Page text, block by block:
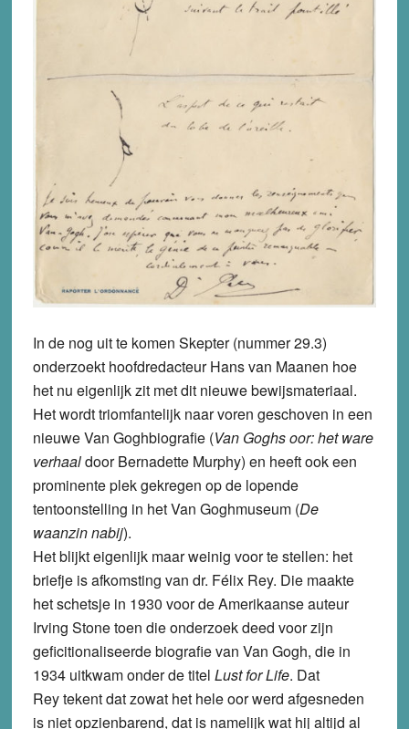
In de nog uit te komen Skepter (nummer 29.3)
onderzoekt hoofdredacteur Hans van Maanen hoe
het nu eigenlijk zit met dit nieuwe bewijsmateriaal.
Het wordt triomfantelijk naar voren geschoven in een
nieuwe Van Goghbiografie (Van Goghs oor: het ware
verhaaldoor Bernadette Murphy) en heeft ook een
prominente plek gekregen op de lopende
tentoonstelling in het Van Goghmuseum (De
waanzin nabij).
Het blijkt eigenlijk maar weinig voor te stellen: het
briefje is afkomsting van dr. Félix Rey. Die maakte
het schetsje in 1930 voor de Amerikaanse auteur
Irving Stone toen die onderzoek deed voor zijn
geficitionaliseerde biografie van Van Gogh, die in
1934 uitkwam onder de titel Lust for Life. Dat
Rey tekent dat zowat het hele oor werd afgesneden
is niet opzienbarend, dat is namelijk wat hij altijd al